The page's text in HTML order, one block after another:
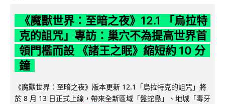
《魔獸世界：至暗之夜》12.1 「烏拉特
克的詛咒」專訪：巢穴不為提高世界首
領門檻而設 《諸王之眠》縮短約 10 分
鐘
《魔獸世界：至暗之夜》版本更新 12.1「烏拉特克的詛咒」將
於 8 月 13 日正式上線，帶來全新區域「盤蛇島」、地城「毒牙